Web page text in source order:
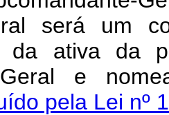
será um
da ativa da
Geral e
pela Lei nº